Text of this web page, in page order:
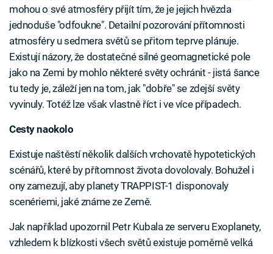
mohou o své atmosféry přijít tím, že je jejich hvězda
jednoduše "odfoukne". Detailní pozorování přítomnosti
atmosféry u sedmera světů se přitom teprve plánuje.
Existují názory, že dostatečné silné geomagnetické pole
jako na Zemi by mohlo některé světy ochránit - jistá šance
tu tedy je, záleží jen na tom, jak "dobře" se zdejší světy
vyvinuly. Totéž lze však vlastně říct i ve více případech.
Cesty naokolo
Existuje naštěstí několik dalších vrchovatě hypotetických
scénářů, které by přítomnost života dovolovaly. Bohužel i
ony zamezují, aby planety TRAPPIST-1 disponovaly
scenériemi, jaké známe ze Země.
Jak například upozornil Petr Kubala ze serveru Exoplanety,
vzhledem k blízkosti všech světů existuje poměrně velká